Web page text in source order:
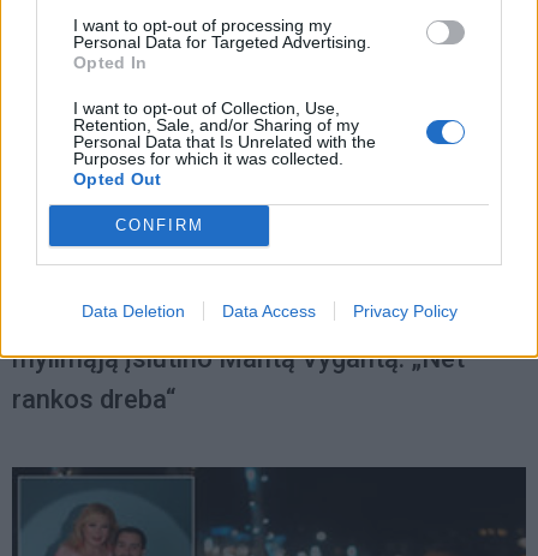
I want to opt-out of processing my
Personal Data for Targeted Advertising.
Opted In
I want to opt-out of Collection, Use,
Retention, Sale, and/or Sharing of my
Personal Data that Is Unrelated with the
Purposes for which it was collected.
Opted Out
CONFIRM
Data Deletion Data Access Privacy Policy
Kaltinimai apvogus perpus vyresnę buvusią
mylimąją įsiutino Mantą Vygantą: „Net
rankos dreba“